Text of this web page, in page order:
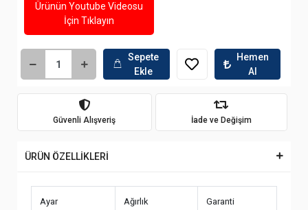
Ürünün Youtube Videosu
İçin Tıklayın
Sepete
Ekle
Hemen
Al
Güvenli Alışveriş İade ve Değişim
ÜRÜN ÖZELLİKLERİ
Ayar Ağırlık Garanti